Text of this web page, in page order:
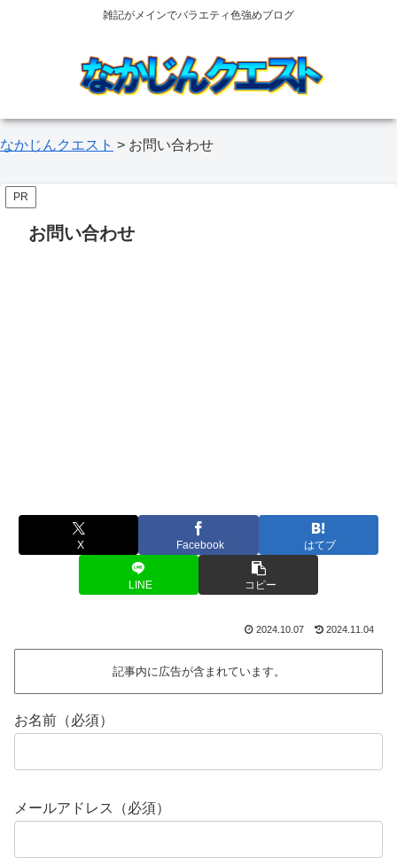
雑記がメインでバラエティ色強めブログ
なかじんクエスト > お問い合わせ
PR
お問い合わせ
X Facebook はてブ
LINE コピー
2024.10.07 2024.11.04
記事内に広告が含まれています。
お名前（必須）
メールアドレス（必須）